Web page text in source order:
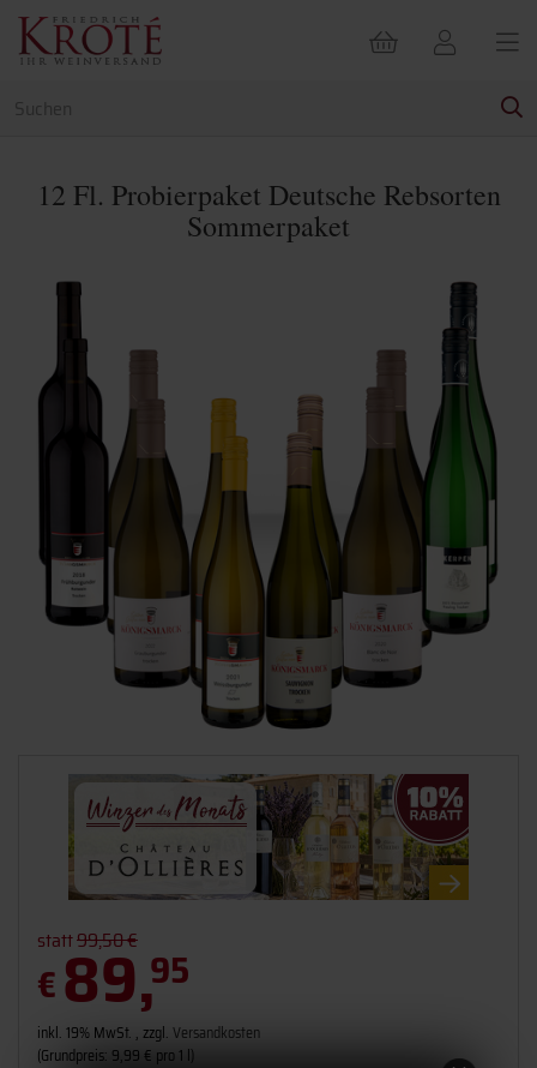
12 Fl. Probierpaket Deutsche Rebsorten
Sommerpaket
statt99,50 €
€89,95
inkl. 19% MwSt. , zzgl. Versandkosten
(Grundpreis: 9,99 € pro 1 l)